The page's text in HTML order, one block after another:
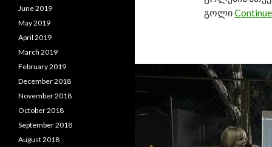
გოლი
June 2019
May 2019
April 2019
March 2019
February 2019
December 2018
November 2018
October 2018
September 2018
August 2018